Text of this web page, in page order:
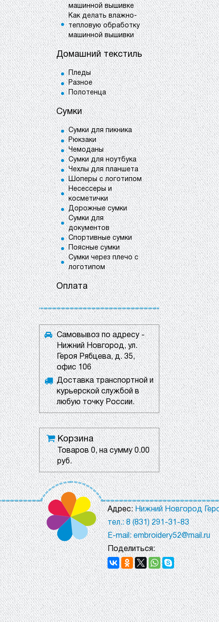
машинной вышивке
Как делать влажно-
тепловую обработку
машинной вышивки
Домашний текстиль
Пледы
Разное
Полотенца
Сумки
Сумки для пикника
Рюкзаки
Чемоданы
Сумки для ноутбука
Чехлы для планшета
Шоперы с логотипом
Несессеры и
косметички
Дорожные сумки
Сумки для
документов
Спортивные сумки
Поясные сумки
Сумки через плечо с
логотипом
Оплата
Самовывоз по адресу -
Нижний Новгород, ул.
Героя Рябцева, д. 35,
офис 106
Доставка транспортной и
курьерской службой в
любую точку России.
Корзина
Товаров0, на сумму0.00
руб.
Адрес:Нижний Новгород
тел.: 8 (831) 291-31-83
E-mail: embroidery52@mail.ru
Поделиться: